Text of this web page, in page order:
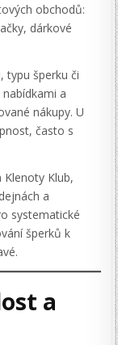
obchodů:
dárkové
typu šperku či
a
nákupy. U
často s
Klub,
a
systematické
šperků k
a